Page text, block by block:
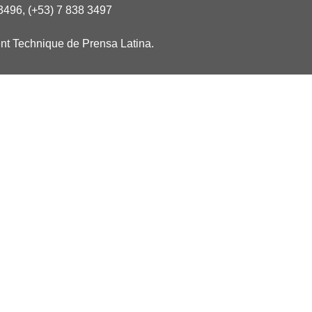
(+53) 7 838 3497
Technique de Prensa Latina.